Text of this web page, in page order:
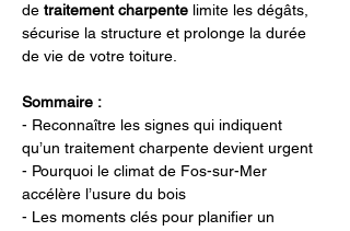
de traitement charpente limite les dégâts,
sécurise la structure et prolonge la durée
de vie de votre toiture.
Sommaire :
- Reconnaître les signes qui indiquent
qu’un traitement charpente devient urgent
- Pourquoi le climat de Fos-sur-Mer
accélère l’usure du bois
- Les moments clés pour planifier un